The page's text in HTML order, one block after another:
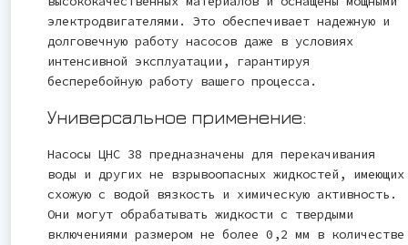
электродвигателями. Это обеспечивает надежную и
долговечную работу насосов даже в условиях
интенсивной эксплуатации, гарантируя
бесперебойную работу вашего процесса.
Универсальное применение:
Насосы ЦНС 38 предназначены для перекачивания
воды и других не взрывоопасных жидкостей, имеющих
схожую с водой вязкость и химическую активность.
Они могут обрабатывать жидкости с твердыми
включениями размером не более 0,2 мм в количестве